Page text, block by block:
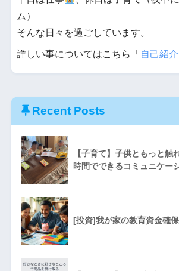
ム）
そんな日々を過ごしています。
詳しい事についてはこちら「 自己紹介
Recent Posts
【子育て】子供ともっと触
時間でできるコミュニケー
[投資]我が家の教育資金確